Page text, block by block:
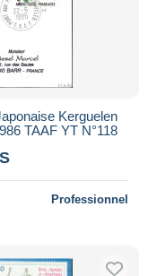
Kerguelen
TAAF YT N°118
Professionnel